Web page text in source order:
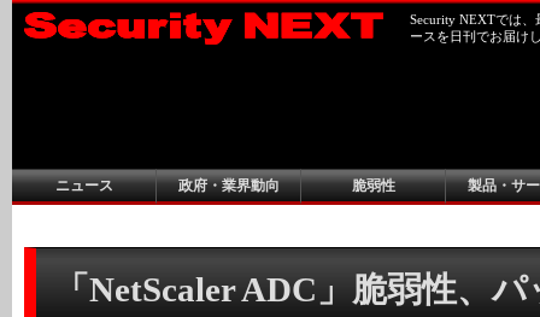
Security NEXTでは
ースを日刊でお届け
ニュース 政府・業界動向 脆弱性 製品・サ
「NetScaler ADC」脆弱性、